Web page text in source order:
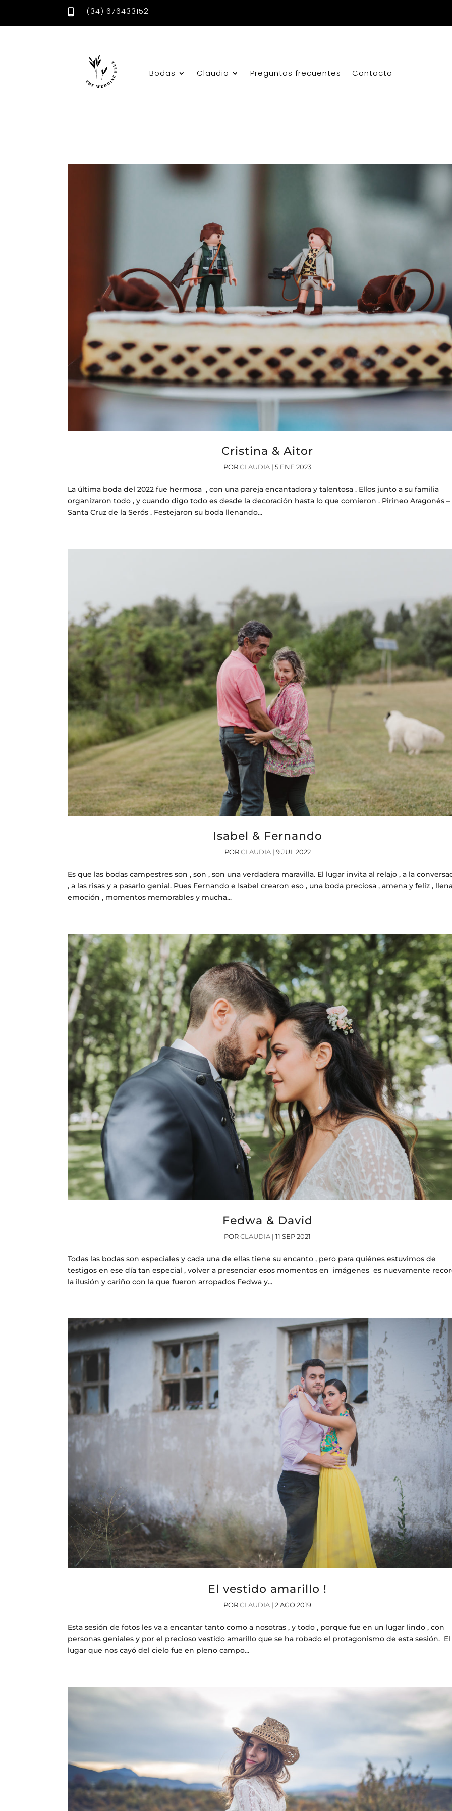
(34) 676433152
Bodas Claudia Preguntas frecuentes Contacto
Cristina & Aitor
PORCLAUDIA |5 ENE 2023
La última boda del 2022 fue hermosa , con una pareja encantadora y talentosa . Ellos junto a su familia
organizaron todo , y cuando digo todo es desde la decoración hasta lo que comieron . Pirineo Aragonés –
Santa Cruz de la Serós . Festejaron su boda llenando...
Isabel & Fernando
PORCLAUDIA| 9 JUL 2022
Es que las bodas campestres son , son , son una verdadera maravilla. El lugar invita al relajo , a la
, a las risas y a pasarlo genial. Pues Fernando e Isabel crearon eso , una boda preciosa , amena y feliz ,
emoción , momentos memorables y mucha...
Fedwa & David
PORCLAUDIA |11 SEP 2021
Todas las bodas son especiales y cada una de ellas tiene su encanto , pero para quiénes estuvimos de
testigos en ese día tan especial , volver a presenciar esos momentos en imágenes es nuevamente
la ilusión y cariño con la que fueron arropados Fedwa y...
El vestido amarillo !
PORCLAUDIA |2 AGO 2019
Esta sesión de fotos les va a encantar tanto como a nosotras , y todo , porque fue en un lugar lindo , con
personas geniales y por el precioso vestido amarillo que se ha robado el protagonismo de esta sesión. El
lugar que nos cayó del cielo fue en pleno campo...